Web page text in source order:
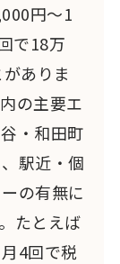
円〜1
で18万
ありま
の主要エ
・和田町
駅近・個
の有無に
たとえば
4回で税